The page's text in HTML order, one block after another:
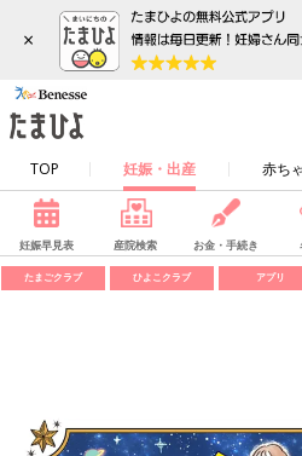
×
TOP 妊娠・出産 赤ち
妊娠早見表 産院検索 お金・手続き
たまごクラブ ひよこクラブ アプリ